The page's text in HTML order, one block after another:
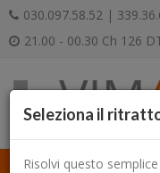
030.097.58.52 |
21.00 - 00.30 Ch 126
Seleziona il
Risolvi questo